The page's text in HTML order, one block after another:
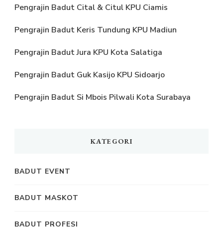
Pengrajin Badut Cital & Citul KPU Ciamis
Pengrajin Badut Keris Tundung KPU Madiun
Pengrajin Badut Jura KPU Kota Salatiga
Pengrajin Badut Guk Kasijo KPU Sidoarjo
Pengrajin Badut Si Mbois Pilwali Kota Surabaya
KATEGORI
BADUT EVENT
BADUT MASKOT
BADUT PROFESI